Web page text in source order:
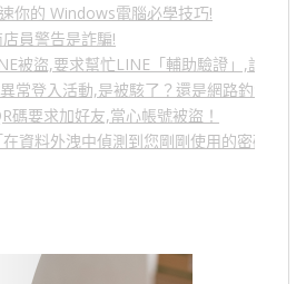
你的 Windows電腦必學技巧!
員警告是詐騙!
被盜,要求幫忙LINE「輔助驗證」,詐騙
常登入活動,是被駭了？還是網路釣魚？
碼要求加好友,當心帳號被盜！
資料外洩中偵測到您剛剛使用的密碼」